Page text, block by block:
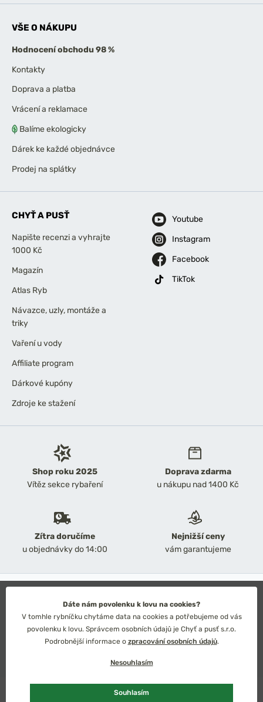
Shop roku 2025
Vítěz sekce rybaření
Doprava zdarma
u nákupu nad 1400 Kč
Zítra doručíme
u objednávky do 14:00
Nejnižší ceny
vám garantujeme
VŠE O NÁKUPU
Hodnocení obchodu 98 %
Kontakty
Doprava a platba
Vrácení a reklamace
Balíme ekologicky
Dárek ke každé objednávce
Prodej na splátky
CHYŤ A PUSŤ
Napište recenzi a vyhrajte
1000 Kč
Magazín
Atlas Ryb
Návazce, uzly, montáže a
triky
Vaření u vody
Affiliate program
Dárkové kupóny
Zdroje ke stažení
Youtube
Instagram
Facebook
TikTok
Obchodní podmínky
Ochrana osobních údajů
Technické řešení: Simplia s.r.o.
Strategický design: Petr Široký
Dáte nám povolenku k lovu na cookies?
V tomhle rybníčku chytáme data na cookies a potřebujeme od vás
povolenku k lovu. Správcem osobních údajů je Chyť a pusť s.r.o.
Podrobnější informace o zpracování osobních údajů.
Nesouhlasím
Souhlasím